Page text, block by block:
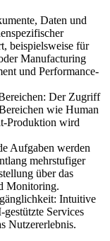
Daten und
beispielsweise für
Manufacturing
und Performance-
Der Zugriff
wie Human
Produktion wird
Aufgaben werden
mehrstufiger
über das
Monitoring.
Intuitive
Services
Nutzererlebnis.